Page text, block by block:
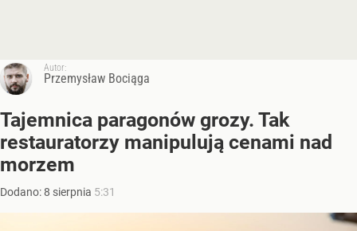
Autor:
Przemysław Bociąga
Tajemnica paragonów grozy. Tak
restauratorzy manipulują cenami nad
morzem
Dodano:8 sierpnia 5:31